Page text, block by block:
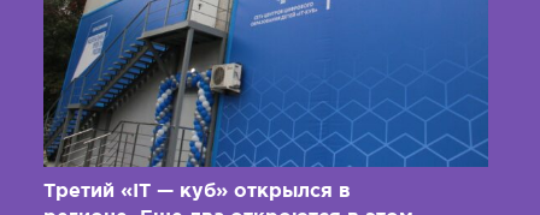
Третий «IT — куб» открылся в